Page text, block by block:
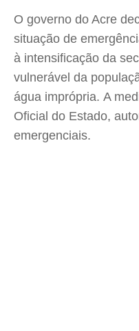
O governo do Acre
situação de
à intensificação da
vulnerável da
água imprópria. A
Oficial do Estado,
emergenciais.